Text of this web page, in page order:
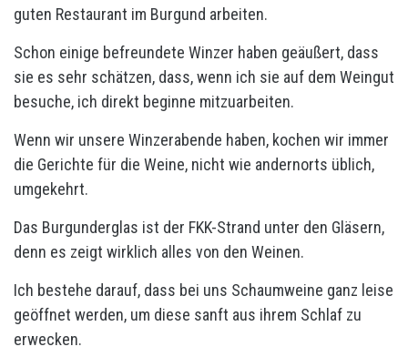
guten Restaurant im Burgund arbeiten.
Schon einige befreundete Winzer haben geäußert, dass
sie es sehr schätzen, dass, wenn ich sie auf dem Weingut
besuche, ich direkt beginne mitzuarbeiten.
Wenn wir unsere Winzerabende haben, kochen wir immer
die Gerichte für die Weine, nicht wie andernorts üblich,
umgekehrt.
Das Burgunderglas ist der FKK-Strand unter den Gläsern,
denn es zeigt wirklich alles von den Weinen.
Ich bestehe darauf, dass bei uns Schaumweine ganz leise
geöffnet werden, um diese sanft aus ihrem Schlaf zu
erwecken.